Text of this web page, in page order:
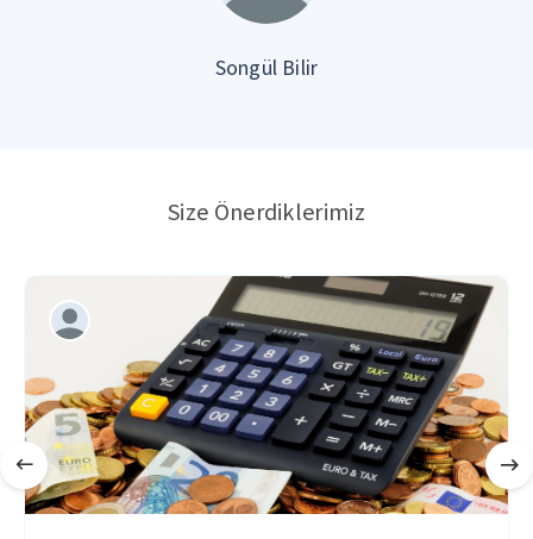
Songül Bilir
Size Önerdiklerimiz